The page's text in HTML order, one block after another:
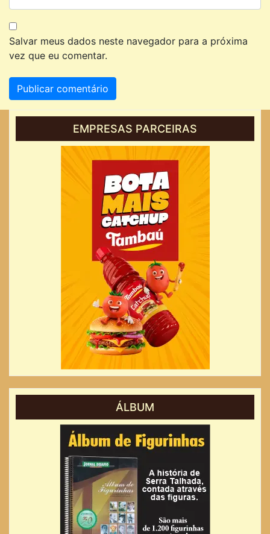
Salvar meus dados neste navegador para a próxima
vez que eu comentar.
EMPRESAS PARCEIRAS
ÁLBUM